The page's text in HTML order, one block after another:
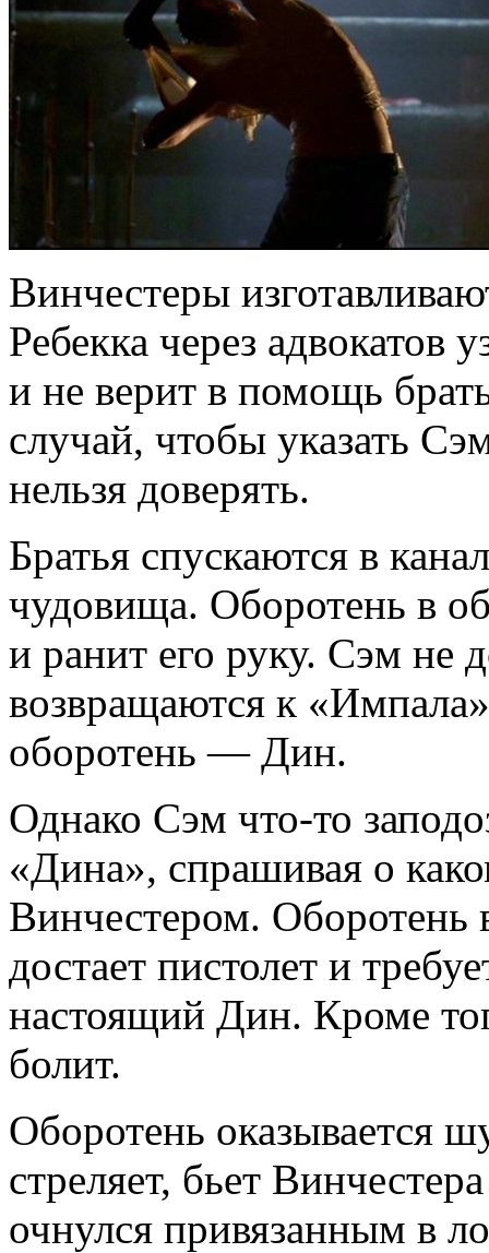
Винчестеры
Ребекка через адвокатов
и не верит в помощь
случай, чтобы указать
нельзя доверять.
Братья спускаются в
чудовища. Оборотень в
и ранит его руку. Сэм не
возвращаются к
оборотень — Дин.
Однако Сэм что-то
«Дина», спрашивая о
Винчестером. Оборотень
достает пистолет и
настоящий Дин. Кроме
болит.
Оборотень оказывается
стреляет, бьет
очнулся привязанным в